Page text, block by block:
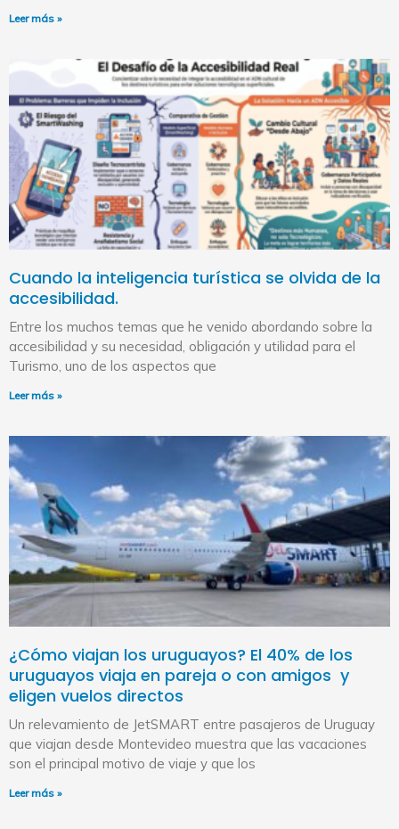
Leer más »
Cuando la inteligencia turística se olvida de la
accesibilidad.
Entre los muchos temas que he venido abordando sobre la
accesibilidad y su necesidad, obligación y utilidad para el
Turismo, uno de los aspectos que
Leer más »
¿Cómo viajan los uruguayos? El 40% de los
uruguayos viaja en pareja o con amigos y
eligen vuelos directos
Un relevamiento de JetSMART entre pasajeros de Uruguay
que viajan desde Montevideo muestra que las vacaciones
son el principal motivo de viaje y que los
Leer más »